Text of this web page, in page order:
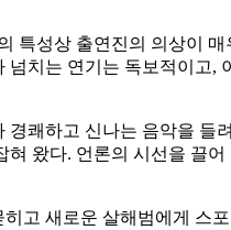
성상 출연진의 의상이
치는 연기는 독보적이고
쾌하고 신나는 음악을
왔다. 언론의 시선을 끌
고 새로운 살해범에게 스